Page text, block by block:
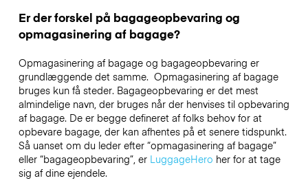
Er der forskel på bagageopbevaring og
opmagasinering af bagage?
Opmagasinering af bagage og bagageopbevaring er
grundlæggende det samme. Opmagasinering af bagage
bruges kun få steder. Bagageopbevaring er det mest
almindelige navn, der bruges når der henvises til opbevaring
af bagage. De er begge defineret af folks behov for at
opbevare bagage, der kan afhentes på et senere tidspunkt.
Så uanset om du leder efter “opmagasinering af bagage”
eller “bagageopbevaring”, erLuggageHero her for at tage
sig af dine ejendele.